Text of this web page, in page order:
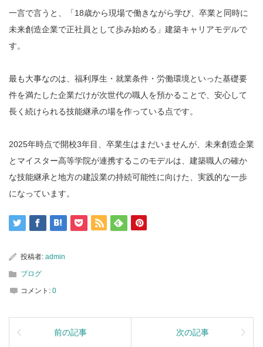
一言で言うと、「18歳から現場で働きながら学び、卒業と同時に
未来創造企業で正社員として歩み始める」建築キャリアモデルで
す。
最も大事なのは、福利厚生・就業条件・労働環境といった基礎要
件を満たした企業だけが次世代の職人を預かることで、安心して
長く続けられる技能継承の場を作っている点です。
2025年時点で開校3年目、卒業生はまだいませんが、未来創造企業
とマイスター高等学院が連携するこのモデルは、建築職人の確か
な技能継承と地方の建設業の持続可能性に向けた、実践的な一歩
になっています。
投稿者: admin
ブログ
コメント: 0
前の記事 次の記事